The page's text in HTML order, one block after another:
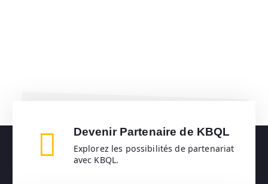
Devenir Partenaire de KBQL
Explorez les possibilités de partenariat
avec KBQL.